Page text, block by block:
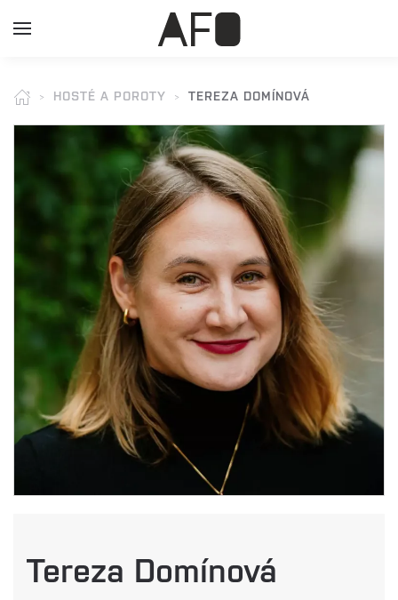
HOSTÉ A POROTY TEREZA DOMÍNOVÁ
Tereza Domínová